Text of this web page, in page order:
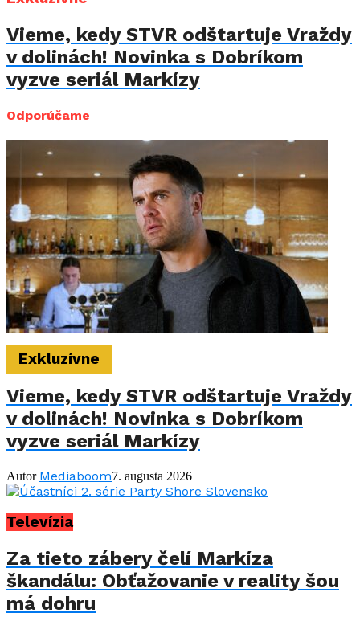
Vieme, kedy STVR odštartuje Vraždy
v dolinách! Novinka s Dobríkom
vyzve seriál Markízy
Odporúčame
Exkluzívne
Vieme, kedy STVR odštartuje Vraždy
v dolinách! Novinka s Dobríkom
vyzve seriál Markízy
Autor Mediaboom7. augusta 2026
Televízia
Za tieto zábery čelí Markíza
škandálu: Obťažovanie v reality šou
má dohru